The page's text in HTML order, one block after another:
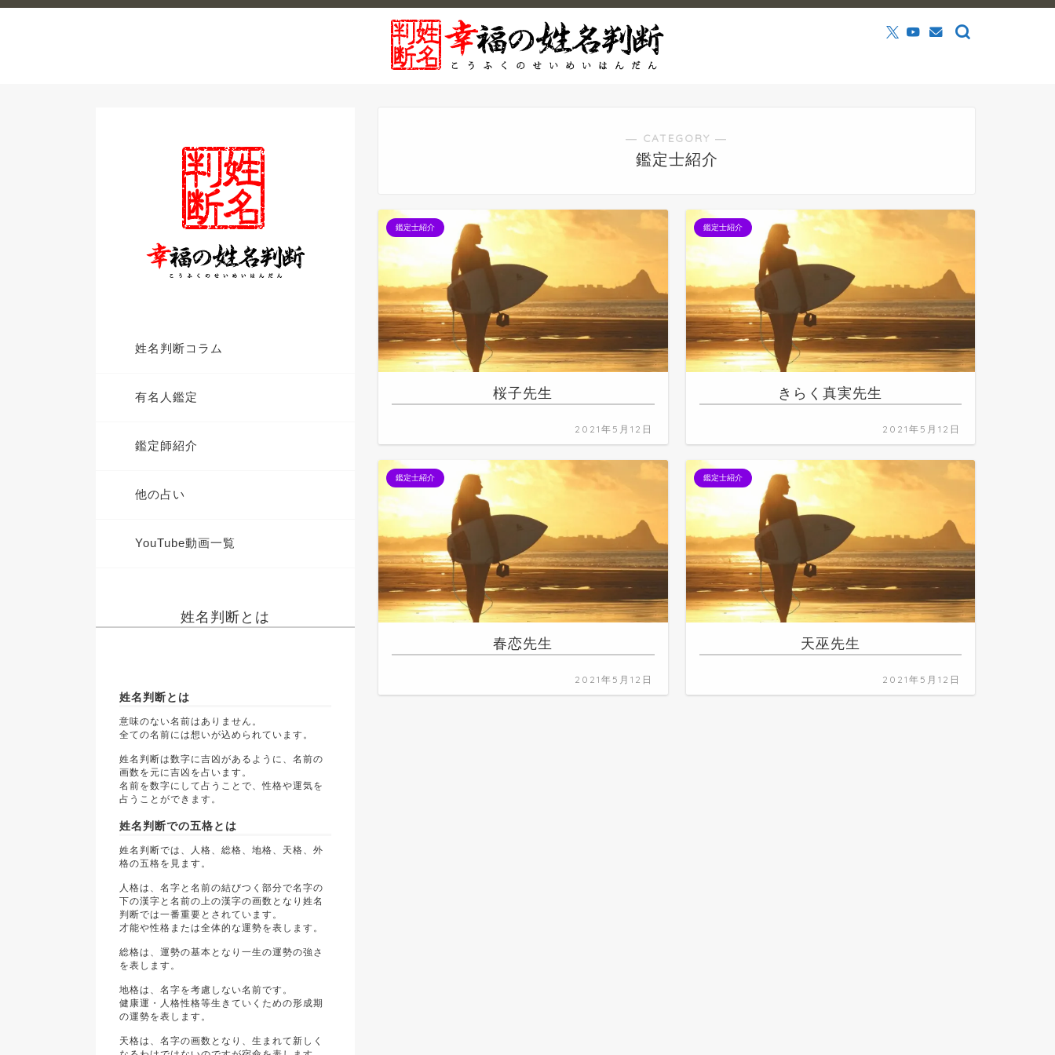
― CATEGORY ―
鑑定士紹介
鑑定士紹介
桜子先生
2021年5月12日
鑑定士紹介
きらく真実先生
2021年5月12日
鑑定士紹介
春恋先生
2021年5月12日
鑑定士紹介
天巫先生
2021年5月12日
姓名判断コラム
有名人鑑定
鑑定師紹介
他の占い
YouTube動画一覧
姓名判断とは
姓名判断とは
意味のない名前はありません。
全ての名前には想いが込められています。
姓名判断は数字に吉凶があるように、名前の
画数を元に吉凶を占います。
名前を数字にして占うことで、性格や運気を
占うことができます。
姓名判断での五格とは
姓名判断では、人格、総格、地格、天格、外
格の五格を見ます。
人格は、名字と名前の結びつく部分で名字の
下の漢字と名前の上の漢字の画数となり姓名
判断では一番重要とされています。
才能や性格または全体的な運勢を表します。
総格は、運勢の基本となり一生の運勢の強さ
を表します。
地格は、名字を考慮しない名前です。
健康運・人格性格等生きていくための形成期
の運勢を表します。
天格は、名字の画数となり、生まれて新しく